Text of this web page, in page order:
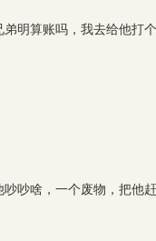
明算账吗，我去给他打
吵啥，一个废物，把他